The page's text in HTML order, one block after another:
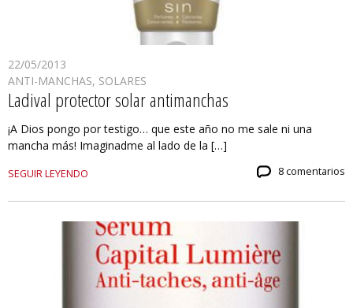
22/05/2013
ANTI-MANCHAS, SOLARES
Ladival protector solar antimanchas
¡A Dios pongo por testigo… que este año no me sale ni una
mancha más! Imaginadme al lado de la […]
SEGUIR LEYENDO 8 comentarios